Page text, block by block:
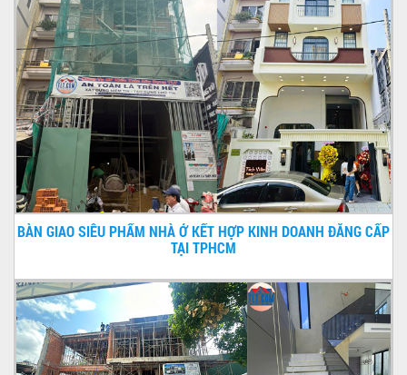
BÀN GIAO SIÊU PHẨM NHÀ Ở KẾT HỢP KINH DOANH ĐẲNG CẤP
TẠI TPHCM